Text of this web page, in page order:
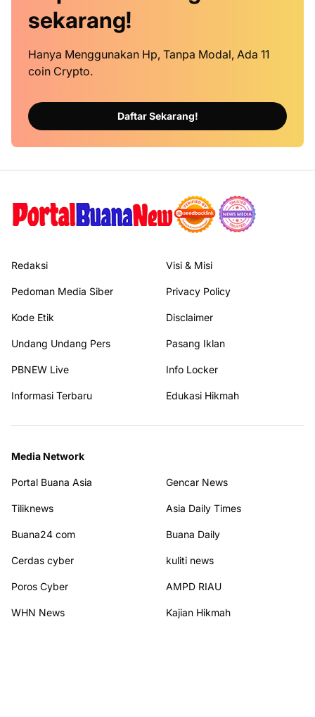
sekarang!
Hanya Menggunakan Hp, Tanpa Modal, Ada 11
coin Crypto.
Daftar Sekarang!
Redaksi Visi & Misi
Pedoman Media Siber Privacy Policy
Kode Etik Disclaimer
Undang Undang Pers Pasang Iklan
PBNEW Live Info Locker
Informasi Terbaru Edukasi Hikmah
Media Network
Portal Buana Asia Gencar News
Tiliknews Asia Daily Times
Buana24 com Buana Daily
Cerdas cyber kuliti news
Poros Cyber AMPD RIAU
WHN News Kajian Hikmah